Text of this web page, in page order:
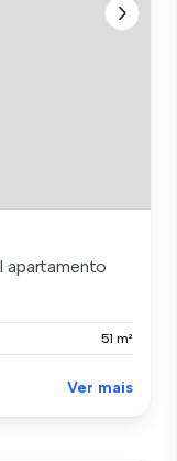
apartamento
51 m²
Ver mais